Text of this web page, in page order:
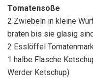
Tomatensoße
2 Zwiebeln in kleine
braten bis sie glasig
2 Esslöffel
1 halbe Flasche
Werder Ketschup)